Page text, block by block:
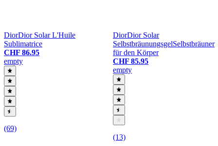
DiorDior Solar L'Huile
Sublimatrice
CHF 86.95
empty
(69)
DiorDior Solar
SelbstbräunungsgelSelbstbräuner
für den Körper
CHF 85.95
empty
(13)